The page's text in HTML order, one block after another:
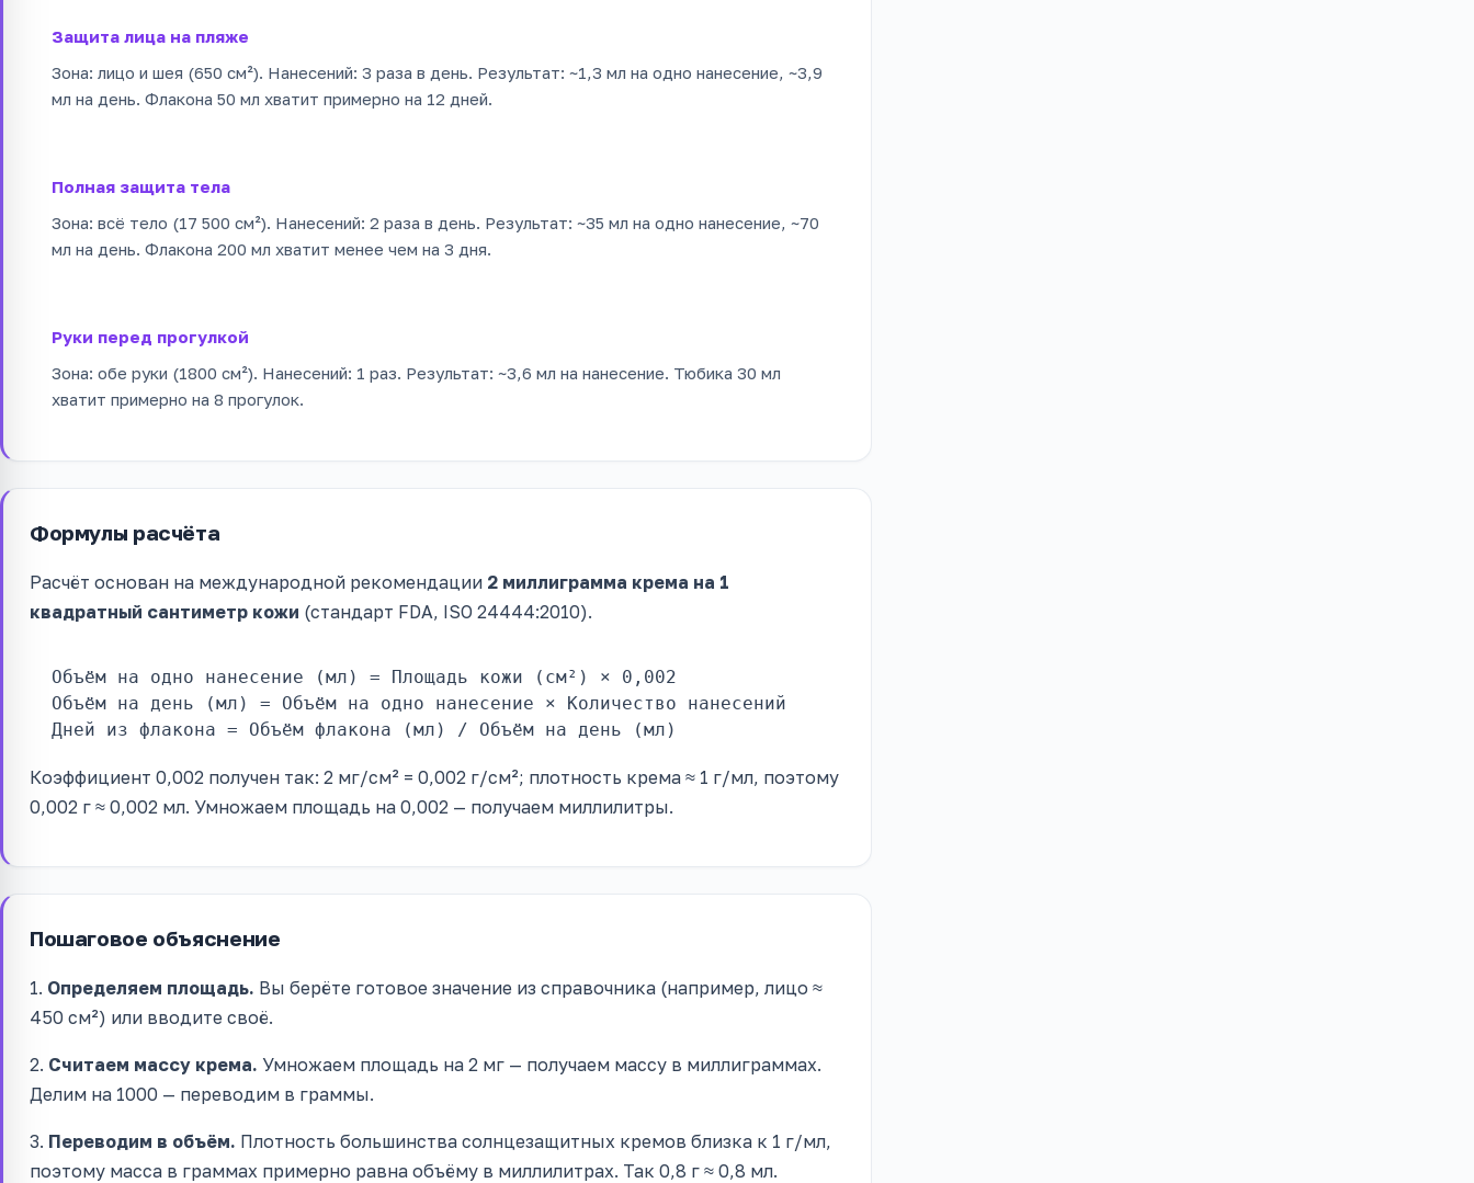
Защита лица на пляже
Зона: лицо и шея (650 см²). Нанесений: 3 раза в день. Результат: ~1,3 мл на одно нанесение, ~3,9
мл на день. Флакона 50 мл хватит примерно на 12 дней.
Полная защита тела
Зона: всё тело (17 500 см²). Нанесений: 2 раза в день. Результат: ~35 мл на одно нанесение, ~70
мл на день. Флакона 200 мл хватит менее чем на 3 дня.
Руки перед прогулкой
Зона: обе руки (1800 см²). Нанесений: 1 раз. Результат: ~3,6 мл на нанесение. Тюбика 30 мл
хватит примерно на 8 прогулок.
Формулы расчёта
Расчёт основан на международной рекомендации 2 миллиграмма крема на 1
квадратный сантиметр кожи (стандарт FDA, ISO 24444:2010).
Объём на одно нанесение (мл) = Площадь кожи (см²) × 0,002
Объём на день (мл) = Объём на одно нанесение × Количество нанесений
Дней из флакона = Объём флакона (мл) / Объём на день (мл)
Коэффициент 0,002 получен так: 2 мг/см² = 0,002 г/см²; плотность крема ≈ 1 г/мл, поэтому
0,002 г ≈ 0,002 мл. Умножаем площадь на 0,002 — получаем миллилитры.
Пошаговое объяснение
1. Определяем площадь. Вы берёте готовое значение из справочника (например, лицо ≈
450 см²) или вводите своё.
2. Считаем массу крема. Умножаем площадь на 2 мг — получаем массу в миллиграммах.
Делим на 1000 — переводим в граммы.
3. Переводим в объём. Плотность большинства солнцезащитных кремов близка к 1 г/мл,
поэтому масса в граммах примерно равна объёму в миллилитрах. Так 0,8 г ≈ 0,8 мл.